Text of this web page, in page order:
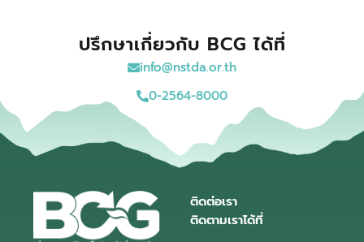
ปรึกษาเกี่ยวกับ BCG ได้ที่
info@nstda.or.th
0-2564-8000
ติดต่อเรา
ติดตามเราได้ที่